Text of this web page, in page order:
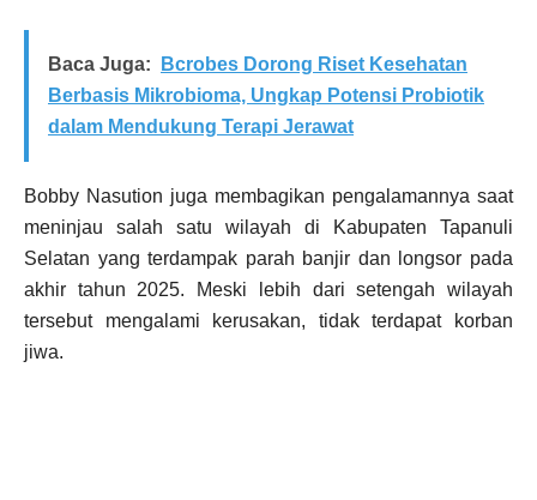
Baca Juga:
Bcrobes Dorong Riset Kesehatan
Berbasis Mikrobioma, Ungkap Potensi Probiotik
dalam Mendukung Terapi Jerawat
Bobby Nasution juga membagikan pengalamannya saat
meninjau salah satu wilayah di Kabupaten Tapanuli
Selatan yang terdampak parah banjir dan longsor pada
akhir tahun 2025. Meski lebih dari setengah wilayah
tersebut mengalami kerusakan, tidak terdapat korban
jiwa.